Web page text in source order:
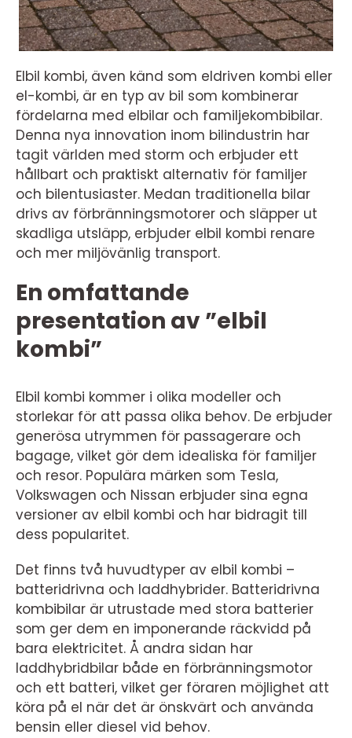
Elbil kombi, även känd som eldriven kombi eller
el-kombi, är en typ av bil som kombinerar
fördelarna med elbilar och familjekombibilar.
Denna nya innovation inom bilindustrin har
tagit världen med storm och erbjuder ett
hållbart och praktiskt alternativ för familjer
och bilentusiaster. Medan traditionella bilar
drivs av förbränningsmotorer och släpper ut
skadliga utsläpp, erbjuder elbil kombi renare
och mer miljövänlig transport.
En omfattande
presentation av ”elbil
kombi”
Elbil kombi kommer i olika modeller och
storlekar för att passa olika behov. De erbjuder
generösa utrymmen för passagerare och
bagage, vilket gör dem idealiska för familjer
och resor. Populära märken som Tesla,
Volkswagen och Nissan erbjuder sina egna
versioner av elbil kombi och har bidragit till
dess popularitet.
Det finns två huvudtyper av elbil kombi –
batteridrivna och laddhybrider. Batteridrivna
kombibilar är utrustade med stora batterier
som ger dem en imponerande räckvidd på
bara elektricitet. Å andra sidan har
laddhybridbilar både en förbränningsmotor
och ett batteri, vilket ger föraren möjlighet att
köra på el när det är önskvärt och använda
bensin eller diesel vid behov.